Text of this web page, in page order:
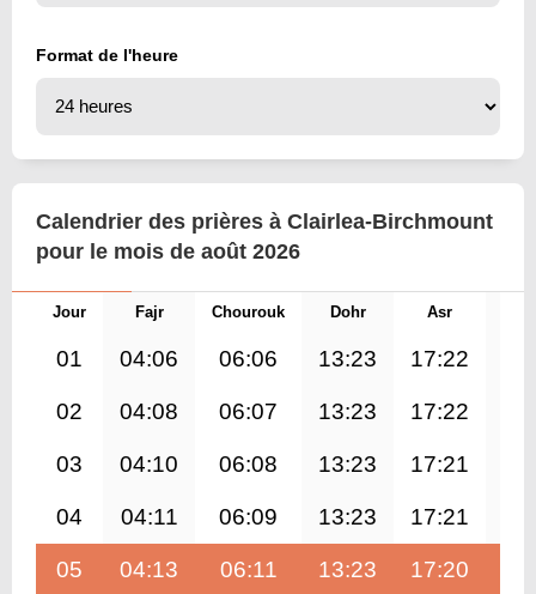
Format de l'heure
Calendrier des prières à Clairlea-Birchmount
pour le mois de août 2026
Jour Fajr Chourouk Dohr Asr
01 04:06 06:06 13:23 17:22
02 04:08 06:07 13:23 17:22
03 04:10 06:08 13:23 17:21
04 04:11 06:09 13:23 17:21
05 04:13 06:11 13:23 17:20